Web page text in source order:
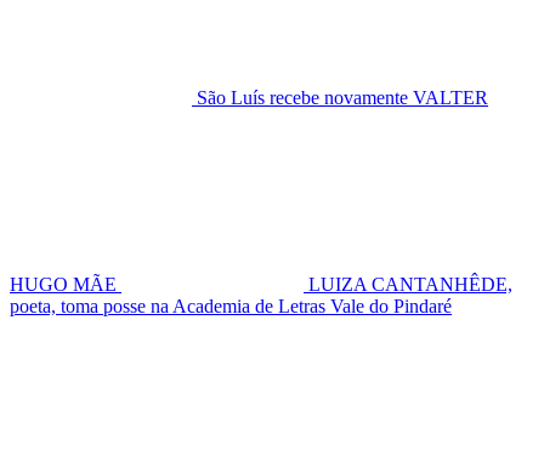
São Luís recebe novamente VALTER
HUGO MÃE
LUIZA CANTANHÊDE,
poeta, toma posse na Academia de Letras Vale do Pindaré